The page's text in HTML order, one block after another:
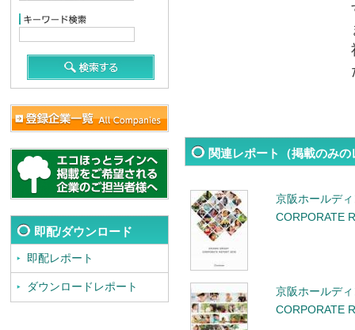
即配/ダウンロード
即配レポート
ダウンロードレポート
関連レポート（掲載のみ
京阪ホールデ
CORPORATE
京阪ホールデ
CORPORATE